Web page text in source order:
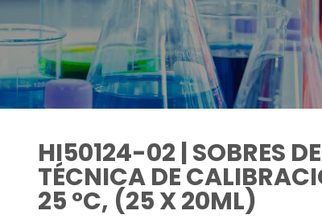
HI50124-02 | SOBRES
TÉCNICA DE
25 °C, (25 X 20ML)